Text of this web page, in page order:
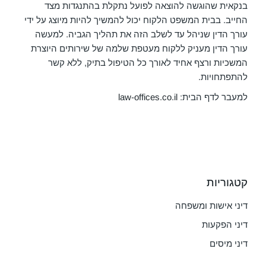
בנקאית שהוגשה להוצאה לפועל נתקלת בהתנגדות מצד
החייב. בבית המשפט הלקוח יכול להמשיך להיות מיוצג על ידי
עורך הדין שניהל עד לשלב הזה את תהליך הגביה. למעשה
עורך הדין מעניק ללקוח מעטפת שלמה של שירותים היוצרת
המשכיות ורצף אחיד לאורך כל הטיפול בתיק, ללא קשר
להתפתחויות.
למעבר לדף הבית: law-offices.co.il
קטגוריות
דיני אישות ומשפחה
דיני הפקעות
דיני מיסים